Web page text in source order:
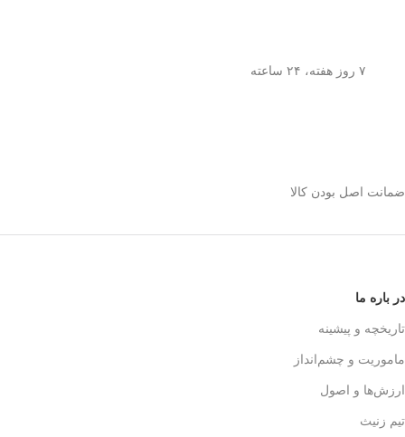
۷ روز هفته، ۲۴ ساعته
ضمانت اصل بودن کالا
در باره ما
تاریخچه و پیشینه
ماموریت و چشم‌انداز
ارزش‌ها و اصول
تیم زنیث